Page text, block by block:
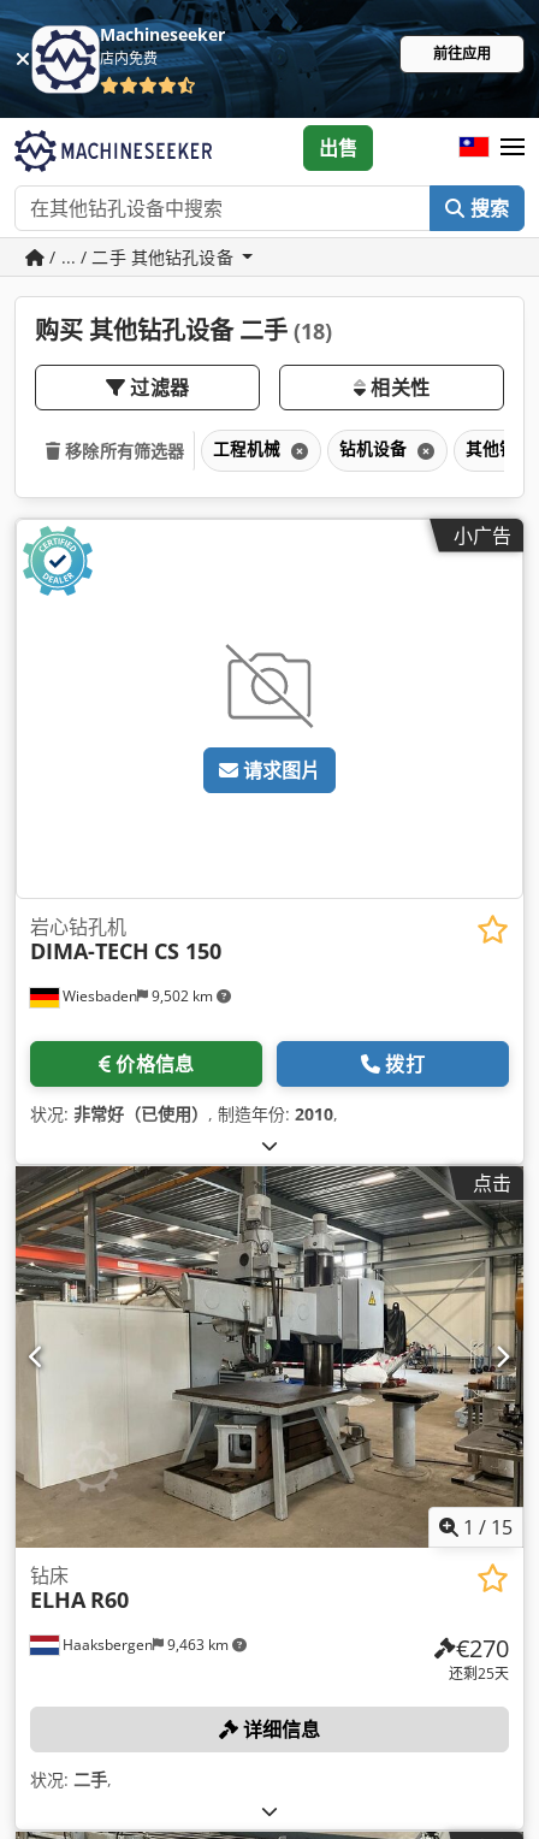
Machineseeker
店内免费 前往应用
搜索
出售
/ ... / 二手 其他钻孔设备
购买 其他钻孔设备 二手 (18)
过滤器 相关性
移除所有筛选器 工程机械 钻机设备 其他钻
小广告
请求图片
Wiesbaden 9,502 km
岩心钻孔机
DIMA-TECH CS 150
价格信息 拨打
状况: 非常好（已使用） , 制造年份: 2010,
点击
1 / 15
Haaksbergen 9,463 km
钻床
ELHA R60
€270
还剩25天
详细信息
状况: 二手,